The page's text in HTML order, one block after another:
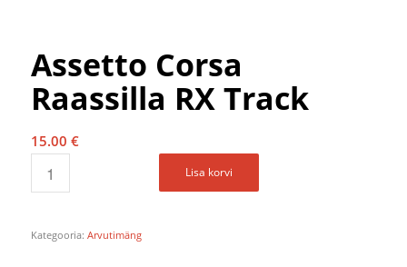
Assetto Corsa
Raassilla RX Track
15.00 €
Lisa korvi
Kategooria: Arvutimäng